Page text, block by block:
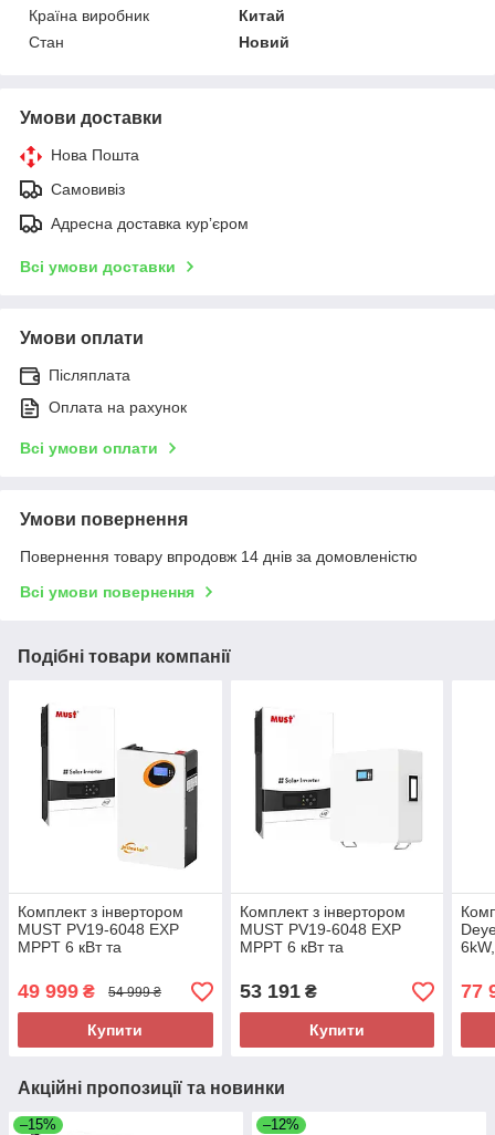
Країна виробник
Китай
Стан
Новий
Умови доставки
Нова Пошта
Самовивіз
Адресна доставка курʼєром
Всі умови доставки
Умови оплати
Післяплата
Оплата на рахунок
Всі умови оплати
Умови повернення
Повернення товару впродовж 14 днів за домовленістю
Всі умови повернення
Подібні товари компанії
Комплект з інвертором
MUST PV19-6048 EXP
MPPT 6 кВт та
LD48100 51.2V, 100Ah
LiFePO4
49 999 ₴ 54 999 ₴
Купити
Комплект з інвертором
MUST PV19-6048 EXP
MPPT 6 кВт та
BG5120, 48В, 100Аг
53 191₴
Купити
Pro-
kW
77
Акційні пропозиції та новинки
–15% –12%